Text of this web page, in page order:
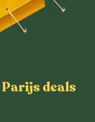
Parijs deals